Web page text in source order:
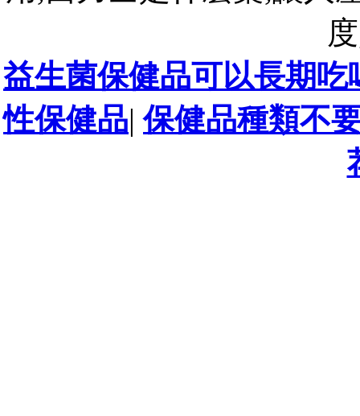
益生菌保健品可以長期吃
性保健品|保健品種類不